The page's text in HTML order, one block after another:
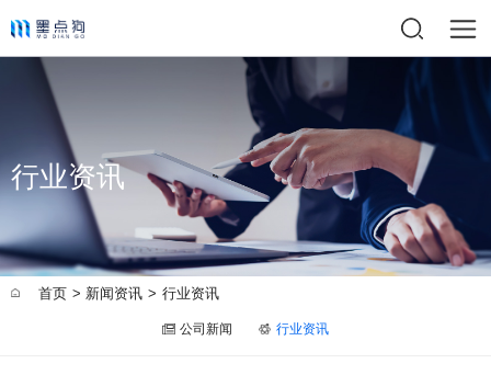
行业资讯
首页 > 新闻资讯 > 行业资讯
公司新闻 行业资讯